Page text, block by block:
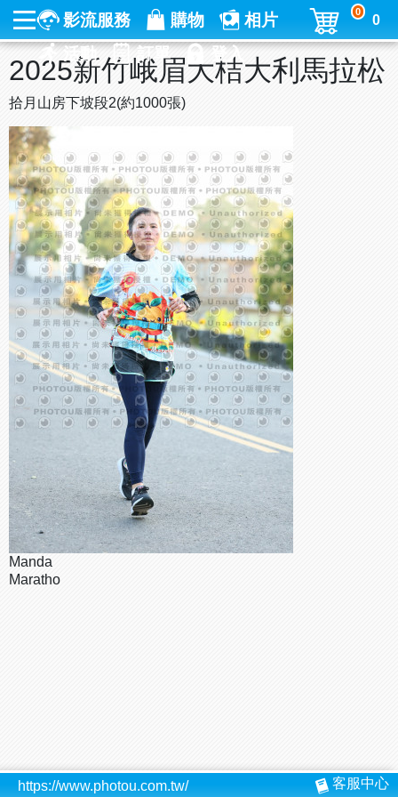
影流服務 購物
相片
活動
訂單 登入
0
0
2025新竹峨眉大桔大利馬拉松
拾月山房下坡段2(約1000張)
Manda
Maratho
https://www.photou.com.tw/ 客服中心